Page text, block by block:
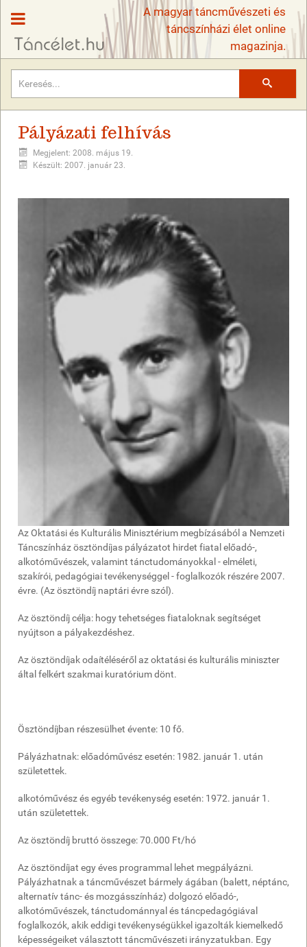
A magyar táncművészeti és
táncszínházi élet online
magazinja.
Pályázati felhívás
Megjelent: 2008. május 19.
Készült: 2007. január 23.
Az Oktatási és Kulturális Minisztérium megbízásából a Nemzeti
Táncszínház ösztöndíjas pályázatot hirdet fiatal előadó-,
alkotóművészek, valamint tánctudományokkal - elméleti,
szakírói, pedagógiai tevékenységgel - foglalkozók részére 2007.
évre. (Az ösztöndíj naptári évre szól).
Az ösztöndíj célja: hogy tehetséges fiataloknak segítséget
nyújtson a pályakezdéshez.
Az ösztöndíjak odaítéléséről az oktatási és kulturális miniszter
által felkért szakmai kuratórium dönt.
Ösztöndíjban részesülhet évente: 10 fő.
Pályázhatnak: előadóművész esetén: 1982. január 1. után
születettek.
alkotóművész és egyéb tevékenység esetén: 1972. január 1.
után születettek.
Az ösztöndíj bruttó összege: 70.000 Ft/hó
Az ösztöndíjat egy éves programmal lehet megpályázni.
Pályázhatnak a táncművészet bármely ágában (balett, néptánc,
alternatív tánc- és mozgásszínház) dolgozó előadó-,
alkotóművészek, tánctudománnyal és táncpedagógiával
foglalkozók, akik eddigi tevékenységükkel igazolták kiemelkedő
képességeiket választott táncművészeti irányzatukban. Egy